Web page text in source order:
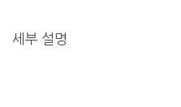
세부 설명